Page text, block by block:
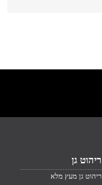
ריהוט גן
ריהוט גן מעץ מלא